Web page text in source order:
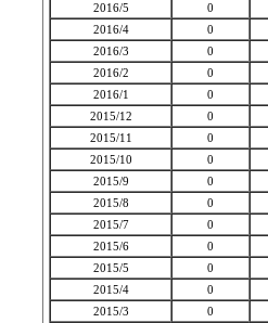
2016/5
0
2016/4
0
2016/3
0
2016/2
0
2016/1
0
2015/12
0
2015/11
0
2015/10
0
2015/9
0
2015/8
0
2015/7
0
2015/6
0
2015/5
0
2015/4
0
2015/3
0